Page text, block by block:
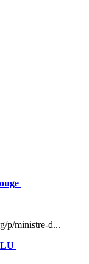
p/ministre-d...